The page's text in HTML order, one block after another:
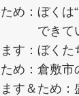
ため：ぼくは
できてい
ます：ぼくた
ため：倉敷市
ます＆ため：